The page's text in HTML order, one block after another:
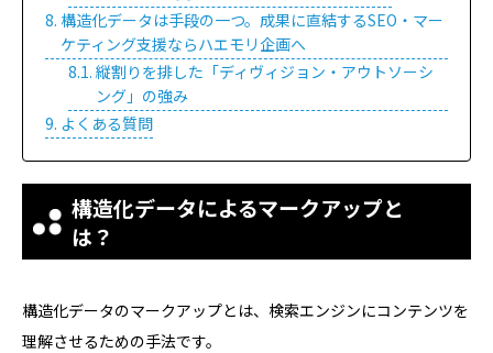
構造化データは手段の一つ。成果に直結するSEO・マー
ケティング支援ならハエモリ企画へ
縦割りを排した「ディヴィジョン・アウトソーシ
ング」の強み
よくある質問
構造化データによるマークアップと
は？
構造化データのマークアップとは、検索エンジンにコンテンツを
理解させるための手法です。